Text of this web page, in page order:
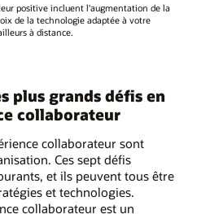
positive incluent l'augmentation de la
de la technologie adaptée à votre
à distance.
plus grands défis en
collaborateur
collaborateur sont
Ces sept défis
et ils peuvent tous être
et technologies.
collaborateur est un